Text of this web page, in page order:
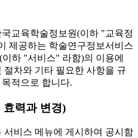
교육학술정보원(이하 "교육정
제공하는 학술연구정보서비스
하 "서비스" 라함)의 이용에
절차와 기타 필요한 사항을 규
적으로 합니다.
효력과 변경)
비스 메뉴에 게시하여 공시함